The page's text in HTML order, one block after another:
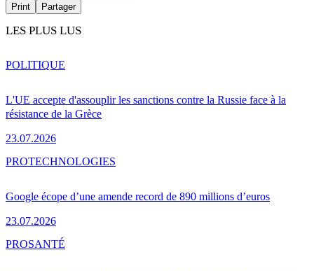
Print Partager
LES PLUS LUS
L'UE accepte d'assouplir les sanctions contre la Russie face à la
résistance de la Grèce
23.07.2026
POLITIQUE
Google écope d’une amende record de 890 millions d’euros
23.07.2026
PROTECHNOLOGIES
PROSANTÉ